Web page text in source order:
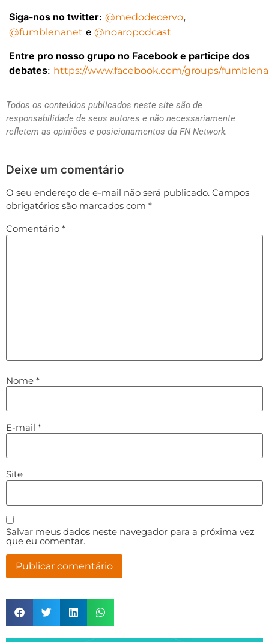
Siga-nos no twitter: @medodecervo,
@fumblenanet e @noaropodcast
Entre pro nosso grupo no Facebook e participe dos
debates: https://www.facebook.com/groups/
Todos os conteúdos publicados neste site são de
responsabilidade de seus autores e não necessariamente
refletem as opiniões e posicionamentos da FN Network.
Deixe um comentário
O seu endereço de e-mail não será publicado. Campos
obrigatórios são marcados com *
Comentário *
Nome *
E-mail *
Site
Salvar meus dados neste navegador para a próxima vez
que eu comentar.